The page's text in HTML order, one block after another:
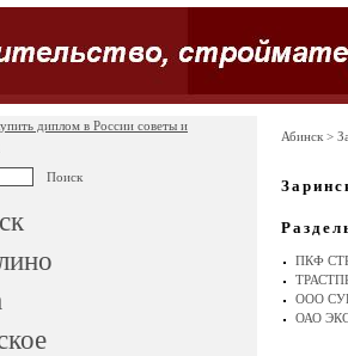
диплом в России советы и
Абинск >
ПКФ
ООО
ОАО